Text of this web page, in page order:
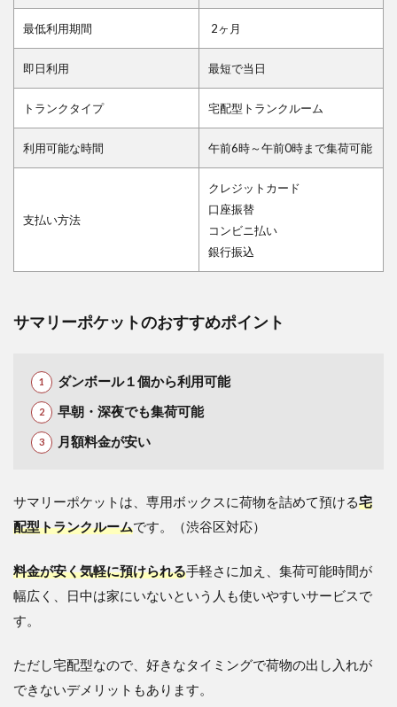
最低利用期間 2ヶ月
即日利用 最短で当日
トランクタイプ 宅配型トランクルーム
利用可能な時間 午前6時～午前0時まで集荷可能
支払い方法
クレジットカード
口座振替
コンビニ払い
銀行振込
サマリーポケットのおすすめポイント
ダンボール１個から利用可能
早朝・深夜でも集荷可能
月額料金が安い
サマリーポケットは、専用ボックスに荷物を詰めて預ける宅
配型トランクルームです。（渋谷区対応）
料金が安く気軽に預けられる手軽さに加え、集荷可能時間が
幅広く、日中は家にいないという人も使いやすいサービスで
す。
ただし宅配型なので、好きなタイミングで荷物の出し入れが
できないデメリットもあります。